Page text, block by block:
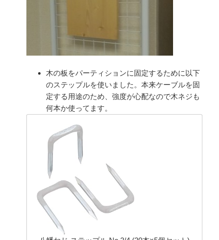
木の板をパーティションに固定するために以下
のステップルを使いました。本来ケーブルを固
定する用途のため、強度が心配なので木ネジも
何本か使ってます。